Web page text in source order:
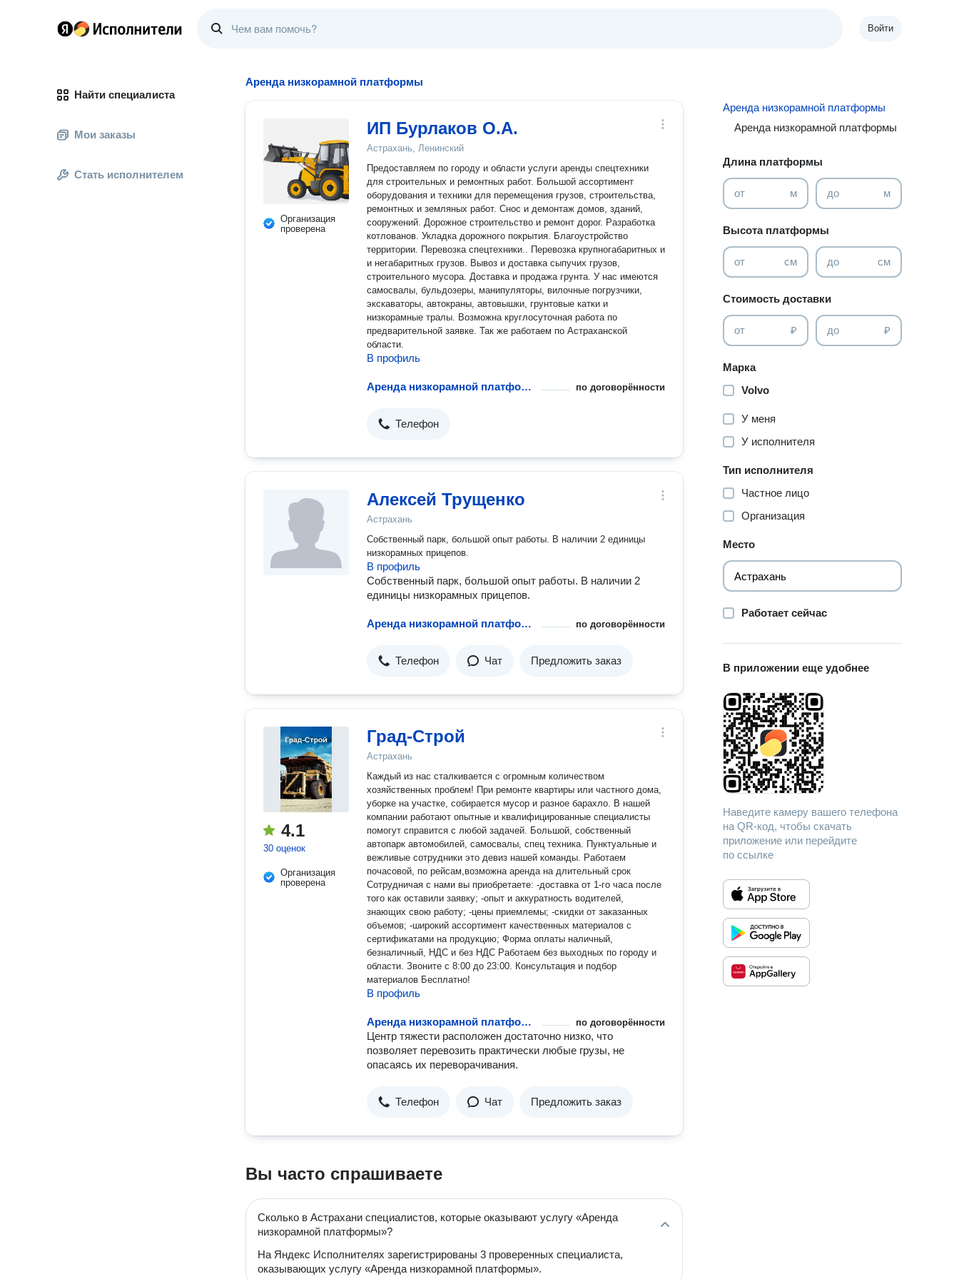
Войти
Найти специалиста
Мои заказы
Стать исполнителем
Аренда низкорамной платформы
Организация
проверена
ИП Бурлаков О.А.
Астрахань, Ленинский
Предоставляем по городу и области услуги аренды спецтехники
для строительных и ремонтных работ. Большой ассортимент
оборудования и техники для перемещения грузов, строительства,
ремонтных и земляных работ. Снос и демонтаж домов, зданий,
сооружений. Дорожное строительство и ремонт дорог. Разработка
котлованов. Укладка дорожного покрытия. Благоустройство
территории. Перевозка спецтехники.. Перевозка крупногабаритных и
и негабаритных грузов. Вывоз и доставка сыпучих грузов,
строительного мусора. Доставка и продажа грунта. У нас имеются
самосвалы, бульдозеры, манипуляторы, вилочные погрузчики,
экскаваторы, автокраны, автовышки, грунтовые катки и
низкорамные тралы. Возможна круглосуточная работа по
предварительной заявке. Так же работаем по Астраханской
области.
В профиль
Аренда низкорамной платформы по договорённости
Телефон
Алексей Трущенко
Астрахань
Собственный парк, большой опыт работы. В наличии 2 единицы
низкорамных прицепов.
В профиль
Собственный парк, большой опыт работы. В наличии 2
единицы низкорамных прицепов.
Аренда низкорамной платформы по договорённости
Телефон Чат Предложить заказ
4.1
30 оценок
Организация
проверена
Град-Строй
Астрахань
Каждый из нас сталкивается с огромным количеством
хозяйственных проблем! При ремонте квартиры или частного дома,
уборке на участке, собирается мусор и разное барахло. В нашей
компании работают опытные и квалифицированные специалисты
помогут справится с любой задачей. Большой, собственный
автопарк автомобилей, самосвалы, спец техника. Пунктуальные и
вежливые сотрудники это девиз нашей команды. Работаем
почасовой, по рейсам,возможна аренда на длительный срок
Сотрудничая с нами вы приобретаете: -доставка от 1-го часа после
того как оставили заявку; -опыт и аккуратность водителей,
знающих свою работу; -цены приемлемы; -скидки от заказанных
объемов; -широкий ассортимент качественных материалов с
сертификатами на продукцию; Форма оплаты наличный,
безналичный, НДС и без НДС Работаем без выходных по городу и
области. Звоните с 8:00 до 23:00. Консультация и подбор
материалов Бесплатно!
В профиль
Аренда низкорамной платформы по договорённости
Центр тяжести расположен достаточно низко, что
позволяет перевозить практически любые грузы, не
опасаясь их переворачивания.
Телефон Чат Предложить заказ
Вы часто спрашиваете
Сколько в Астрахани специалистов, которые оказывают услугу «Аренда
низкорамной платформы»?
На Яндекс Исполнителях зарегистрированы 3 проверенных специалиста,
оказывающих услугу «Аренда низкорамной платформы».
Аренда низкорамной платформы
Аренда низкорамной платформы
Длина платформы
от м до м
Высота платформы
от см до см
Стоимость доставки
от ₽ до ₽
Марка
Volvo
У меня
У исполнителя
Тип исполнителя
Частное лицо
Организация
Место
Работает сейчас
В приложении еще удобнее
Наведите камеру вашего телефона
на QR-код, чтобы скачать
приложение или перейдите
по ссылке